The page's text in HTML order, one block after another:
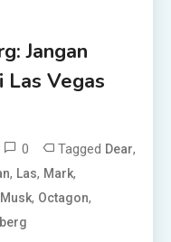
Jangan
Las Vegas
0 Tagged Dear,
, Las, Mark,
Musk, Octagon,